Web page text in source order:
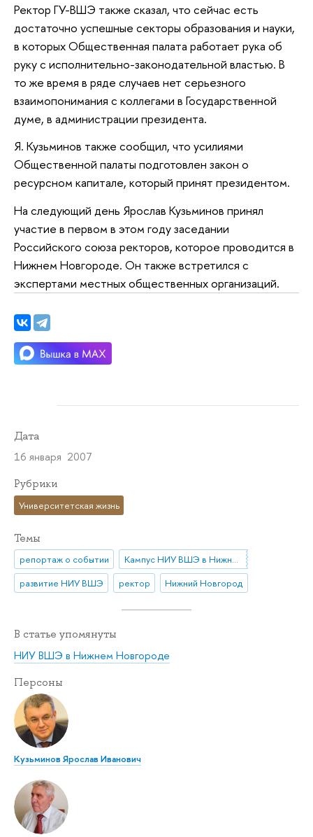
Ректор ГУ-ВШЭ также сказал, что сейчас есть
достаточно успешные секторы образования и науки,
в которых Общественная палата работает рука об
руку с исполнительно-законодательной властью. В
то же время в ряде случаев нет серьезного
взаимопонимания с коллегами в Государственной
думе, в администрации президента.
Я. Кузьминов также сообщил, что усилиями
Общественной палаты подготовлен закон о
ресурсном капитале, который принят президентом.
На следующий день Ярослав Кузьминов принял
участие в первом в этом году заседании
Российского союза ректоров, которое проводится в
Нижнем Новгороде. Он также встретился с
экспертами местных общественных организаций.
Дата
16 января 2007
Рубрики
Университетская жизнь
Темы
репортаж о событии
Кампус НИУ ВШЭ в Нижнем Новгороде
развитие НИУ ВШЭ
ректор Нижний Новгород
В статье упомянуты
НИУ ВШЭ в Нижнем Новгороде
Персоны
Кузьминов Ярослав Иванович